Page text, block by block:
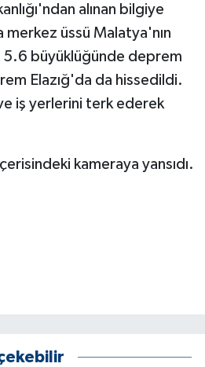
alınan bilgiye
üssü Malatya'nın
5.6 büyüklüğünde deprem
Elazığ'da da hissedildi.
iş yerlerini terk ederek
kameraya yansıdı.